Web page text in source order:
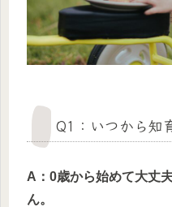
Q1：いつから知
A：0歳から始めて大丈
ん。